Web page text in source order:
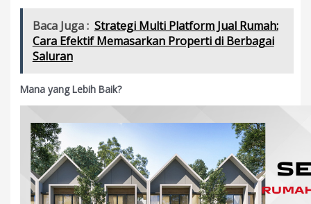
Baca Juga : Strategi Multi Platform Jual Rumah:
Cara Efektif Memasarkan Properti di Berbagai
Saluran
Mana yang Lebih Baik?